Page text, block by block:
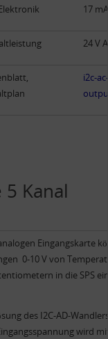
17
24 V
i2c-ac-
Kanal
Eingangskarte
0-10 V von
in die SPS
des I2C-AD-
wird